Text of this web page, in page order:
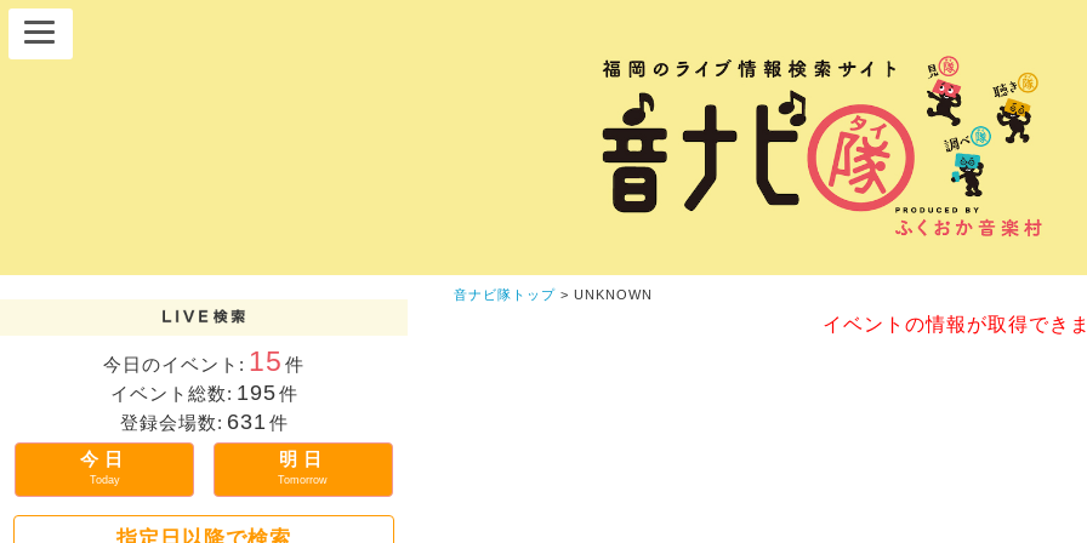
今日のイベント: 15 件
イベント総数: 195件
登録会場数: 631 件
今日
Today
明日
Tomorrow
指定日以降で検索
音ナビ隊トップ > UNKNOWN
イベントの情報が取得でき